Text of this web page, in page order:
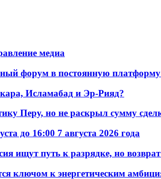
медиа
форум в постоянную
Исламабад и Эр-Рияд?
Перу, но не раскрыл сумму
до 16:00 7 августа 2026 года
ищут путь к разрядке, но
ключом к энергетическим